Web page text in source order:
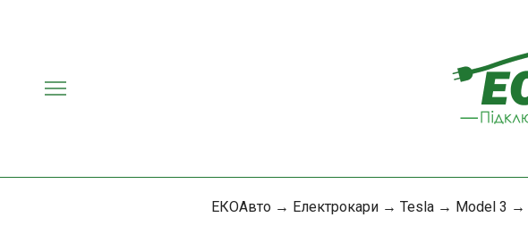
ЕКОАвто → Електрокари → Tesla → Model 3 →